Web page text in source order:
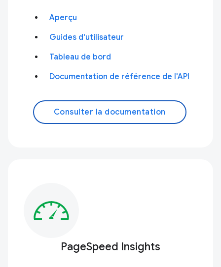
Aperçu
Guides d'utilisateur
Tableau de bord
Documentation de référence de l'API
Consulter la documentation
PageSpeed Insights